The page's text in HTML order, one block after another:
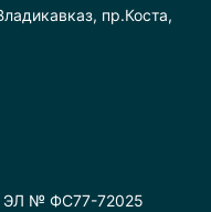
ЭЛ № ФС77-72025
пр.Коста,